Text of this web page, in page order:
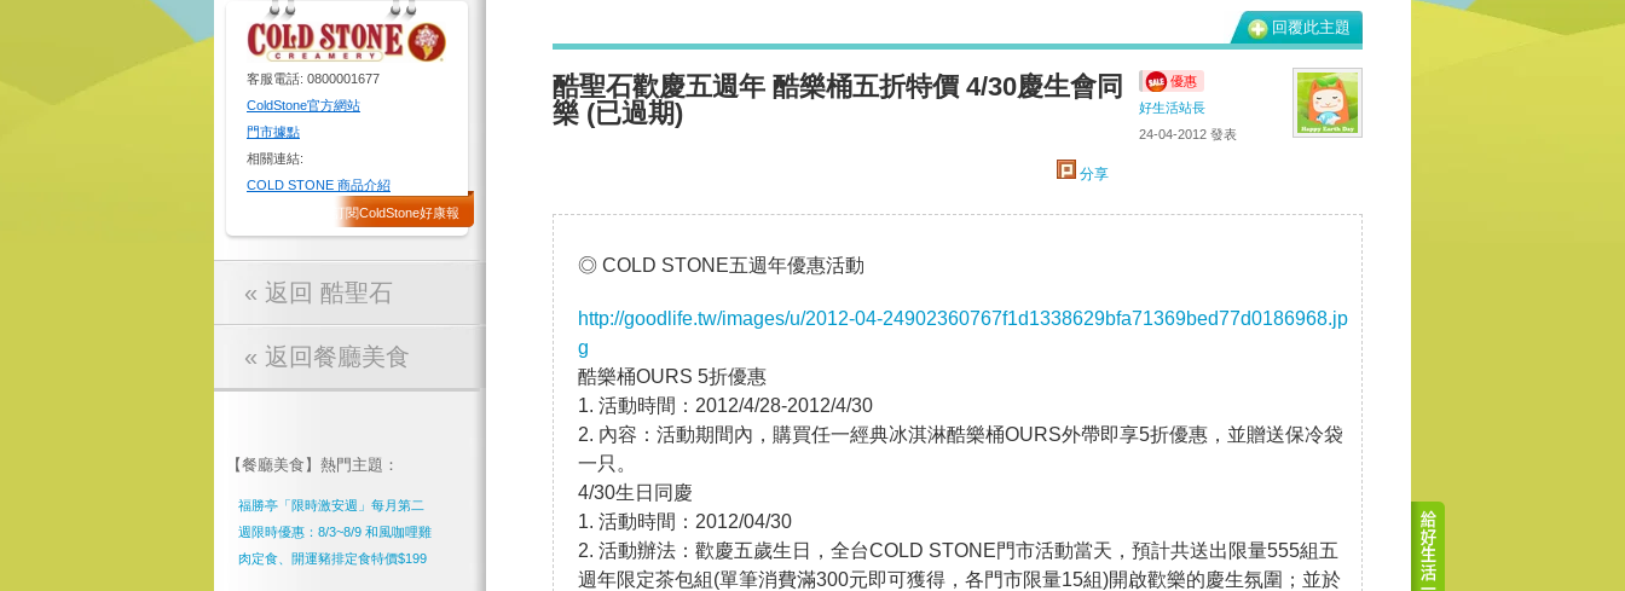
客服電話: 0800001677
ColdStone官方網站
門市據點
相關連結:
COLD STONE 商品介紹
訂閱ColdStone好康報
« 返回 酷聖石
« 返回餐廳美食
【餐廳美食】熱門主題：
福勝亭「限時激安週」每月第二
週限時優惠：8/3~8/9 和風咖哩雞
肉定食、開運豬排定食特價$199
回覆此主題
酷聖石歡慶五週年 酷樂桶五折特價 4/30慶生會同
樂 (已過期)
優惠
好生活站長
24-04-2012 發表
分享
◎ COLD STONE五週年優惠活動
http://goodlife.tw/images/u/2012-04-24902360767f1d1338629bfa71369bed77d0186968.jp
g
酷樂桶OURS 5折優惠
1. 活動時間：2012/4/28-2012/4/30
2. 內容：活動期間內，購買任一經典冰淇淋酷樂桶OURS外帶即享5折優惠，並贈送保冷袋
一只。
4/30生日同慶
1. 活動時間：2012/04/30
2. 活動辦法：歡慶五歲生日，全台COLD STONE門市活動當天，預計共送出限量555組五
週年限定茶包組(單筆消費滿300元即可獲得，各門市限量15組)開啟歡樂的慶生氛圍；並於